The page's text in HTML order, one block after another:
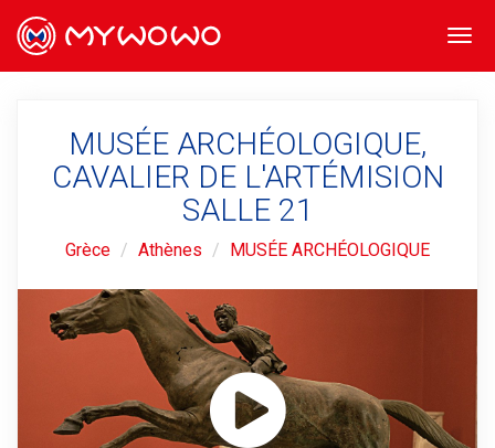
MUSÉE ARCHÉOLOGIQUE,
CAVALIER DE L'ARTÉMISION
SALLE 21
Grèce Athènes MUSÉE ARCHÉOLOGIQUE